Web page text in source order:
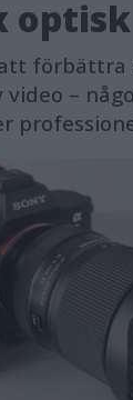
förbättra
–